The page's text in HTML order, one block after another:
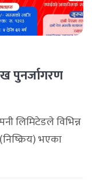
पुनर्जागरण
लिमिटेडले विभिन्न
भएका
शुल्क (ब्याज)